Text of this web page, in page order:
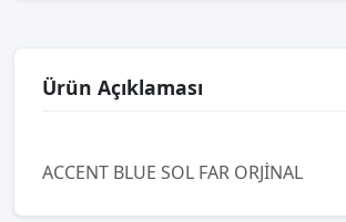
Ürün Açıklaması
ACCENT BLUE SOL FAR ORJİNAL